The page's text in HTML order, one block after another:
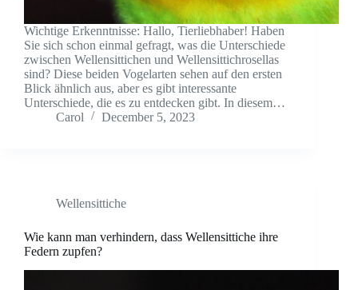
Wichtige Erkenntnisse: Hallo, Tierliebhaber! Haben
Sie sich schon einmal gefragt, was die Unterschiede
zwischen Wellensittichen und Wellensittichrosellas
sind? Diese beiden Vogelarten sehen auf den ersten
Blick ähnlich aus, aber es gibt interessante
Unterschiede, die es zu entdecken gibt. In diesem…
Carol
December 5, 2023
Wellensittiche
Wie kann man verhindern, dass Wellensittiche ihre
Federn zupfen?